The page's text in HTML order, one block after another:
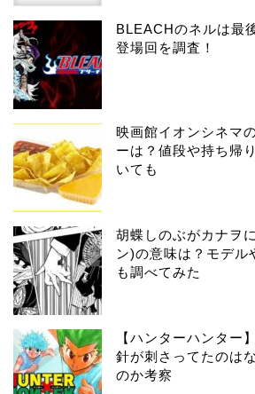
BLEACHのネルは最
登場回を調査！
映画館イオンシネマ
ーは？値段や持ち帰
いても
胡蝶しのぶがカナヲ
ン)の意味は？モデル
も調べてみた
【ハンターハンター
針が刺さってたのは
のか考察